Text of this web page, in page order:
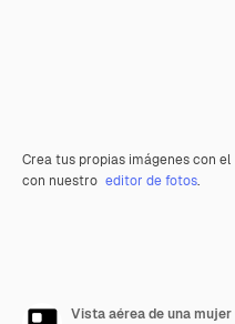
Crea tus propias imágenes con el
con nuestro editor de fotos.
Vista aérea de una